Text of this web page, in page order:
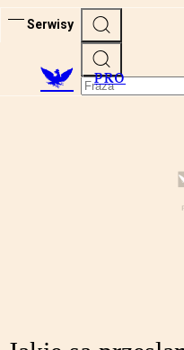
Serwisy
PRO